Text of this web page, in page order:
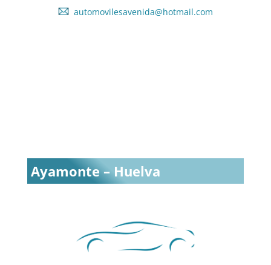
automovilesavenida@hotmail.com
Ayamonte – Huelva